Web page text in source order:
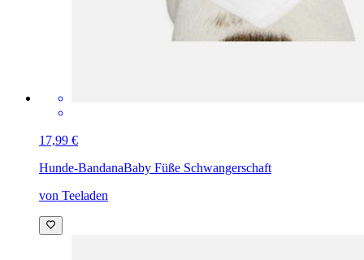
17,99 €
Hunde-BandanaBaby Füße Schwangerschaft
von Teeladen